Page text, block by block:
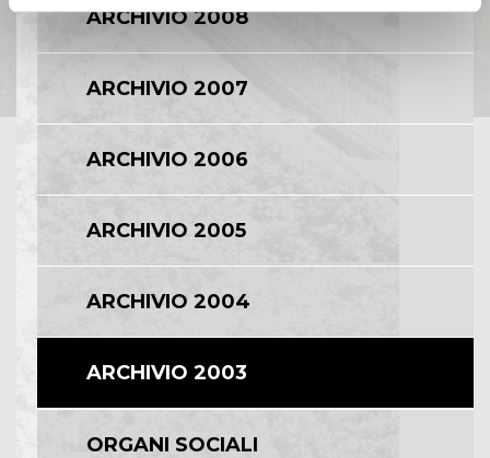
ARCHIVIO 2008
ARCHIVIO 2007
ARCHIVIO 2006
ARCHIVIO 2005
ARCHIVIO 2004
ARCHIVIO 2003
ORGANI SOCIALI